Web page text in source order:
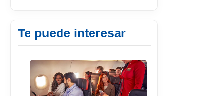
Te puede interesar